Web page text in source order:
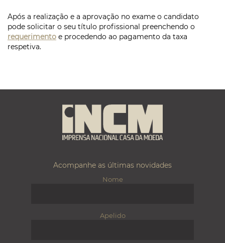
Após a realização e a aprovação no exame o candidato
pode solicitar o seu título profissional preenchendo o
requerimento e procedendo ao pagamento da taxa
respetiva.
Acompanhe as últimas novidades
Nome
Apelido